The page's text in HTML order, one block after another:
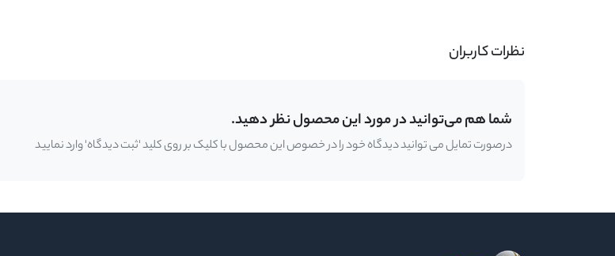
نظرات کاربران
شما هم می‌توانید در مورد این محصول نظر دهید.
درصورت تمایل می توانید دیدگاه خود را در خصوص این محصول با کلیک بر روی کلید 'ثبت دیدگاه' وارد نمایید